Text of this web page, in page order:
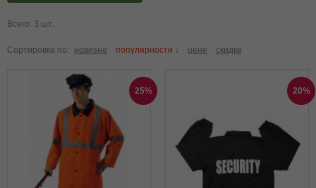
Всего: 3 шт.
Сортировка по: новизне популярности ↓ цене скидке
25% 20%